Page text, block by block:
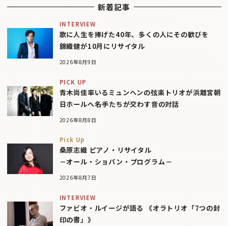
新着記事
INTERVIEW
歌に人生を捧げた40年、多くの人にその歓びを
錦織健が10月にリサイタル
2026年8月9日
PICK UP
青木尚佳率いるミュンヘンの弦楽トリオが浜離宮朝
日ホールへ――名手たちが交わす音の対話
2026年8月8日
Pick Up
桑原志織 ピアノ・リサイタル
－オール・ショパン・プログラム－
2026年8月7日
INTERVIEW
ファビオ・ルイージが語る 《オラトリオ「7つの封
印の書」》